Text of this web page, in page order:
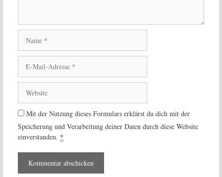
Mail-
Adresse
Mit der Nutzung dieses Formulars erklärst du dich mit der
Speicherung und Verarbeitung deiner Daten durch diese Website
einverstanden. *